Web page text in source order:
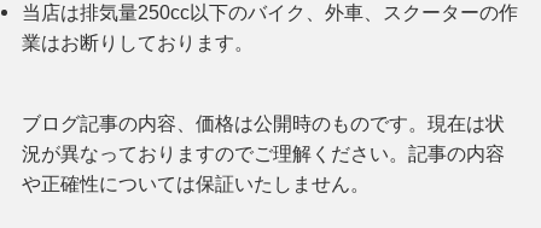
当店は排気量250cc以下のバイク、外車、スクーターの作
業はお断りしております。
ブログ記事の内容、価格は公開時のものです。現在は状
況が異なっておりますのでご理解ください。記事の内容
や正確性については保証いたしません。